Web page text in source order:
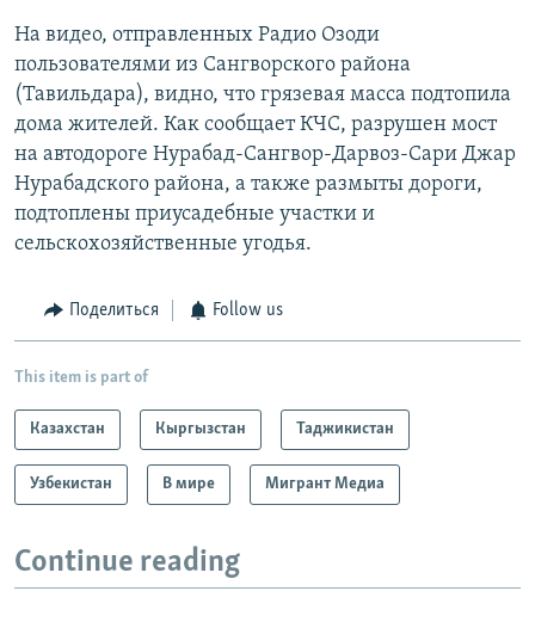
На видео, отправленных Радио Озоди
пользователями из Сангворского района
(Тавильдара), видно, что грязевая масса подтопила
дома жителей. Как сообщает КЧС, разрушен мост
на автодороге Нурабад-Сангвор-Дарвоз-Сари Джар
Нурабадского района, а также размыты дороги,
подтоплены приусадебные участки и
сельскохозяйственные угодья.
Поделиться Follow us
This item is part of
Казахстан Кыргызстан Таджикистан
Узбекистан В мире Мигрант Медиа
Continue reading